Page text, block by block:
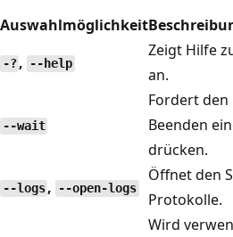
Auswahlmöglichkeit
-? , --help
Zeigt Hilfe
an.
--wait
Fordert den
Beenden
drücken.
--logs , --open-logs
Öffnet den
Protokolle.
Wird